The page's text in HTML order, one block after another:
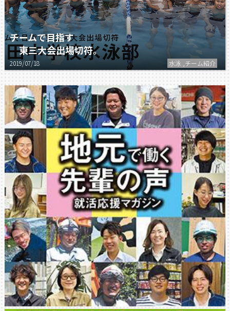
チームで目指す
東三大会出場切符。
2019/07/18 水泳 ,チーム紹介